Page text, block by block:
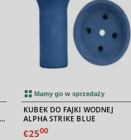
Mamy go w sprzedaży
KUBEK DO FAJKI WODNEJ
ALPHA STRIKE BLUE
€2500